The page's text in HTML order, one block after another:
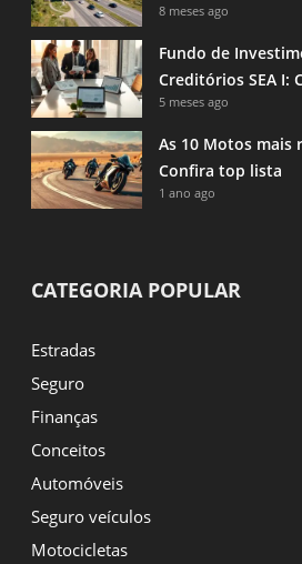
8 meses ago
Fundo de
Creditórios SEA I:
5 meses ago
As 10 Motos mais
Confira top lista
1 ano ago
CATEGORIA POPULAR
Estradas
Seguro
Finanças
Conceitos
Automóveis
Seguro veículos
Motocicletas